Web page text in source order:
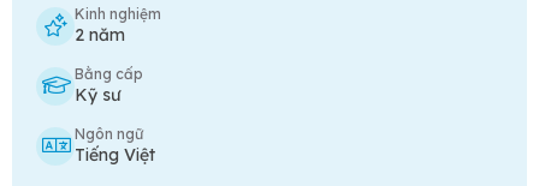
Kinh nghiệm
2 năm
Bằng cấp
Kỹ sư
Ngôn ngữ
Tiếng Việt